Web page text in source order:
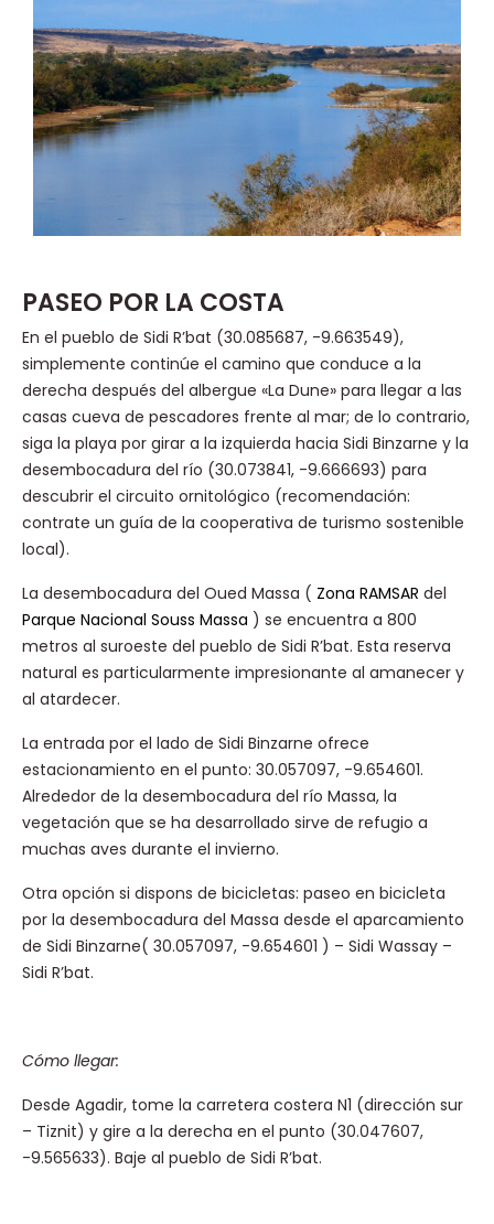
PASEO POR LA COSTA
En el pueblo de Sidi R’bat (30.085687, -9.663549),
simplemente continúe el camino que conduce a la
derecha después del albergue «La Dune» para llegar a las
casas cueva de pescadores frente al mar; de lo contrario,
siga la playa por girar a la izquierda hacia Sidi Binzarne y la
desembocadura del río (30.073841, -9.666693) para
descubrir el circuito ornitológico (recomendación:
contrate un guía de la cooperativa de turismo sostenible
local).
La desembocadura del Oued Massa ( Zona RAMSAR del
Parque Nacional Souss Massa ) se encuentra a 800
metros al suroeste del pueblo de Sidi R’bat. Esta reserva
natural es particularmente impresionante al amanecer y
al atardecer.
La entrada por el lado de Sidi Binzarne ofrece
estacionamiento en el punto: 30.057097, -9.654601.
Alrededor de la desembocadura del río Massa, la
vegetación que se ha desarrollado sirve de refugio a
muchas aves durante el invierno.
Otra opción si dispons de bicicletas: paseo en bicicleta
por la desembocadura del Massa desde el aparcamiento
de Sidi Binzarne( 30.057097, -9.654601 ) – Sidi Wassay –
Sidi R’bat.
Cómo llegar:
Desde Agadir, tome la carretera costera N1 (dirección sur
– Tiznit) y gire a la derecha en el punto (30.047607,
-9.565633). Baje al pueblo de Sidi R’bat.